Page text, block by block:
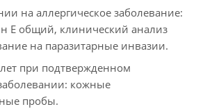
на аллергическое заболевание:
Е общий, клинический анализ
на паразитарные инвазии.
при подтвержденном
кожные
пробы.